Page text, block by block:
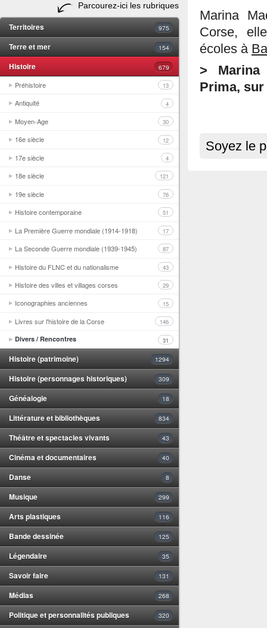
Parcourez-ici les rubriques
Territoires 975
Terre et mer 154
Histoire 679
Préhistoire 13
Antiquité 4
Moyen-Age 30
16e siècle 12
17e siècle 4
18e siècle 121
19e siècle 76
Histoire contemporaine 51
La Première Guerre mondiale (1914-1918) 17
La Seconde Guerre mondiale (1939-1945) 87
Histoire du FLNC et du nationalisme 43
Histoire des villes et villages corses 29
Iconographies anciennes 15
Livres sur l'histoire de la Corse 146
Divers / Rencontres 31
Histoire (patrimoine) 1294
Histoire (personnages historiques) 309
Généalogie 18
Littérature et bibliothèques 834
Théâtre et spectacles vivants 43
Cinéma et documentaires 40
Danse 8
Musique 299
Arts plastiques 116
Bande dessinée 125
Légendaire 35
Savoir faire 131
Médias 268
Politique et personnalités publiques 320
Marina
Corse,
écoles à
>
Prima, sur
Soyez le